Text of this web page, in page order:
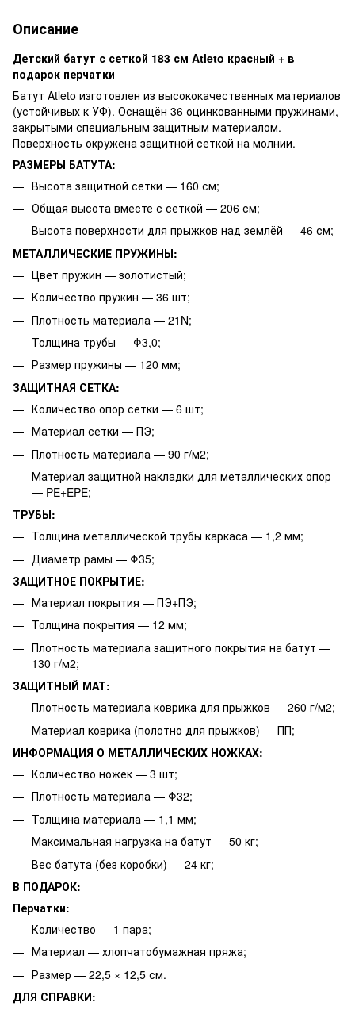
Описание
Детский батут с сеткой 183 см Atleto красный + в
подарок перчатки
Батут Atleto изготовлен из высококачественных материалов
(устойчивых к УФ). Оснащён 36 оцинкованными пружинами,
закрытыми специальным защитным материалом.
Поверхность окружена защитной сеткой на молнии.
РАЗМЕРЫ БАТУТА:
Высота защитной сетки — 160 см;
Общая высота вместе с сеткой — 206 см;
Высота поверхности для прыжков над землёй — 46 см;
МЕТАЛЛИЧЕСКИЕ ПРУЖИНЫ:
Цвет пружин — золотистый;
Количество пружин — 36 шт;
Плотность материала — 21N;
Толщина трубы — Φ3,0;
Размер пружины — 120 мм;
ЗАЩИТНАЯ СЕТКА:
Количество опор сетки — 6 шт;
Материал сетки — ПЭ;
Плотность материала — 90 г/м2;
Материал защитной накладки для металлических опор
— PE+EPE;
ТРУБЫ:
Толщина металлической трубы каркаса — 1,2 мм;
Диаметр рамы — Φ35;
ЗАЩИТНОЕ ПОКРЫТИЕ:
Материал покрытия — ПЭ+ПЭ;
Толщина покрытия — 12 мм;
Плотность материала защитного покрытия на батут —
130 г/м2;
ЗАЩИТНЫЙ МАТ:
Плотность материала коврика для прыжков — 260 г/м2;
Материал коврика (полотно для прыжков) — ПП;
ИНФОРМАЦИЯ О МЕТАЛЛИЧЕСКИХ НОЖКАХ:
Количество ножек — 3 шт;
Плотность материала — Φ32;
Толщина материала — 1,1 мм;
Максимальная нагрузка на батут — 50 кг;
Вес батута (без коробки) — 24 кг;
В ПОДАРОК:
Перчатки:
Количество — 1 пара;
Материал — хлопчатобумажная пряжа;
Размер — 22,5 × 12,5 см.
ДЛЯ СПРАВКИ: